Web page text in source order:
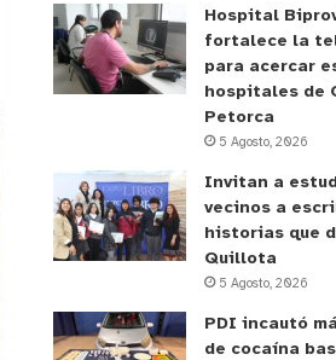
Hospital
fortalece la
para acercar
hospitales de
Petorca
5 Agosto, 2026
Invitan a
vecinos a
historias que
Quillota
5 Agosto, 2026
PDI incautó
de cocaína